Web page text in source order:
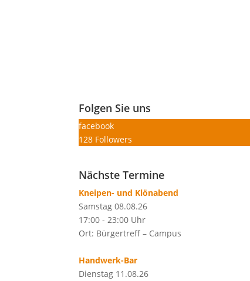
Folgen Sie uns
facebook
128 Followers
Nächste Termine
Kneipen- und Klönabend
Samstag 08.08.26
17:00 - 23:00 Uhr
Ort: Bürgertreff – Campus
Handwerk-Bar
Dienstag 11.08.26